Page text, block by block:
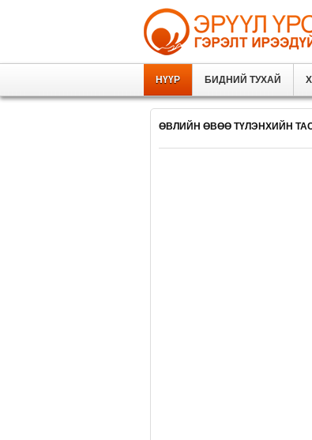
НҮҮР БИДНИЙ ТУХАЙ
ӨВЛИЙН ӨВӨӨ ТҮЛЭНХИЙН